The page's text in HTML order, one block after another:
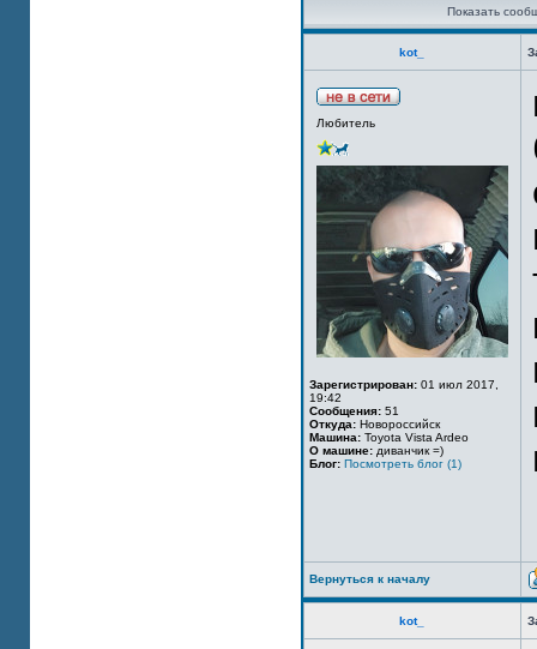
Показать
kot_
Любитель
Зарегистрирован: 01 июл 2017,
19:42
Сообщения: 51
Откуда: Новороссийск
Машина: Toyota Vista Ardeo
О машине: диванчик =)
Блог: Посмотреть блог (1)
Вернуться к началу
kot_